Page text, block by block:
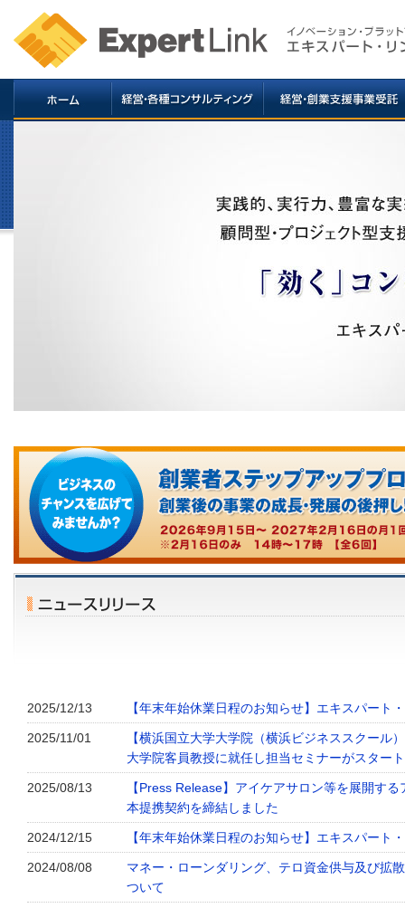
2025/12/13 【年末年始休業日程のお知らせ】エキスパート
2025/11/01
【横浜国立大学大学院（横浜ビジネススクール
大学院客員教授に就任し担当セミナーがスター
2025/08/13
【Press Release】アイケアサロン等を展開す
本提携契約を締結しました
2024/12/15 【年末年始休業日程のお知らせ】エキスパート
2024/08/08
マネー・ローンダリング、テロ資金供与及び拡
ついて